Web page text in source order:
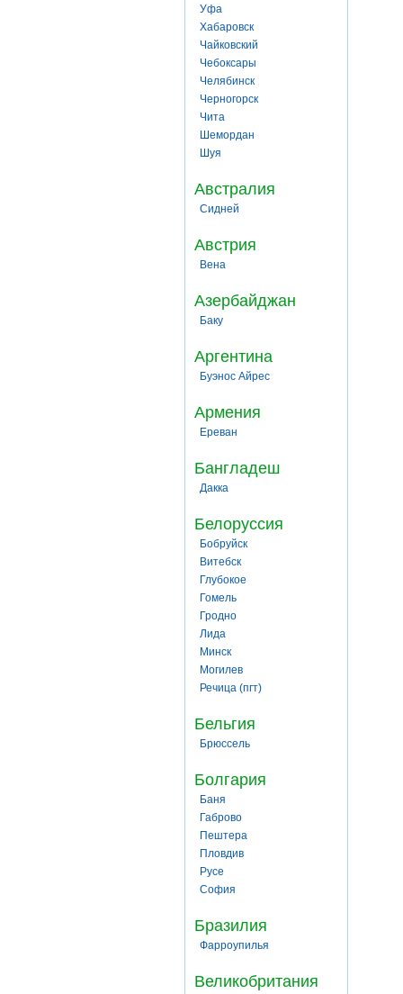
Уфа
Хабаровск
Чайковский
Чебоксары
Челябинск
Черногорск
Чита
Шемордан
Шуя
Австралия
Сидней
Австрия
Вена
Азербайджан
Баку
Аргентина
Буэнос Айрес
Армения
Ереван
Бангладеш
Дакка
Белоруссия
Бобруйск
Витебск
Глубокое
Гомель
Гродно
Лида
Минск
Могилев
Речица (пгт)
Бельгия
Брюссель
Болгария
Баня
Габрово
Пештера
Пловдив
Русе
София
Бразилия
Фарроупилья
Великобритания